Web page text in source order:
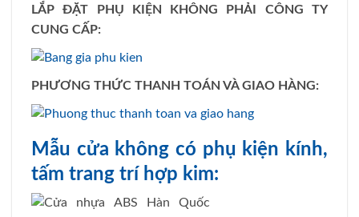
LẮP ĐẶT PHỤ KIỆN KHÔNG PHẢI CÔNG TY
CUNG CẤP:
PHƯƠNG THỨC THANH TOÁN VÀ GIAO HÀNG:
Mẫu cửa không có phụ kiện kính,
tấm trang trí hợp kim: